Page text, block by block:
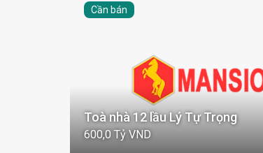
Cần bán
Toà nhà 12 lầu Lý Tự Trọng
600,0 Tỷ VND